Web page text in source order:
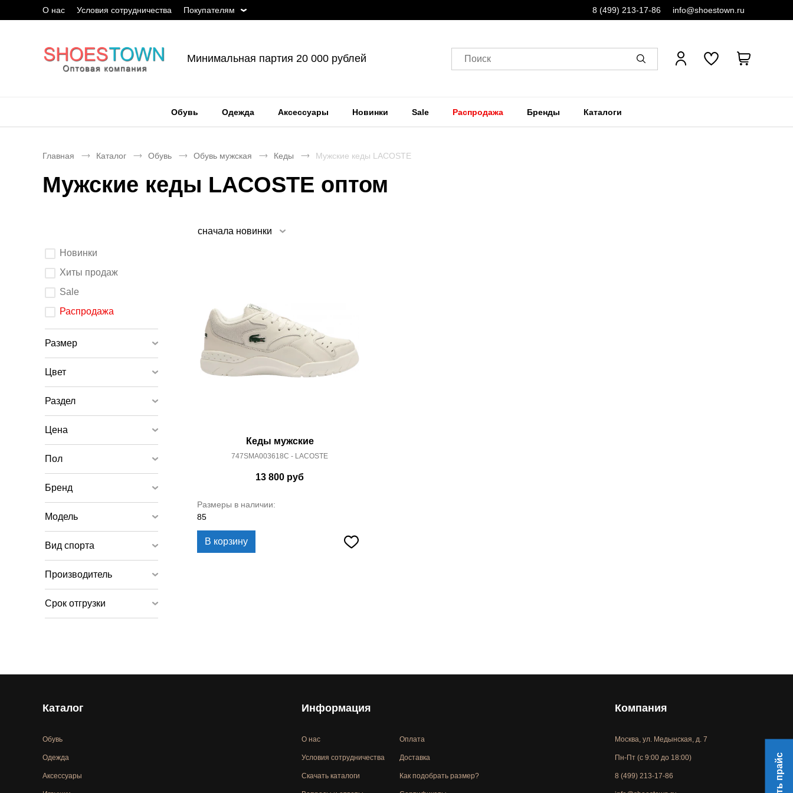
О нас Условия сотрудничества Покупателям 8 (499) 213-17-86 info@shoestown.ru
Минимальная партия 20 000 рублей Поиск
Обувь Одежда Аксессуары Новинки Sale Распродажа Бренды Каталоги
Главная Каталог Обувь Обувь мужская Кеды Мужские кеды LACOSTE
Мужские кеды LACOSTE оптом
Выберите
параметры
После
изменения
элемента
ввода
обновится.
Новинки
Хиты продаж
Sale
Распродажа
Размер
Цвет
Раздел
Цена
Пол
Бренд
Модель
Вид спорта
Производитель
Срок отгрузки
сначала новинки
Кеды мужские
747SMA003618C - LACOSTE
13 800 руб
Размеры в наличии:
85
В корзину
Каталог
Обувь
Одежда
Аксессуары
Информация
О нас
Условия сотрудничества
Скачать каталоги
Оплата
Доставка
Как подобрать размер?
Компания
Москва, ул. Медынская, д. 7
Пн-Пт (с 9:00 до 18:00)
8 (499) 213-17-86